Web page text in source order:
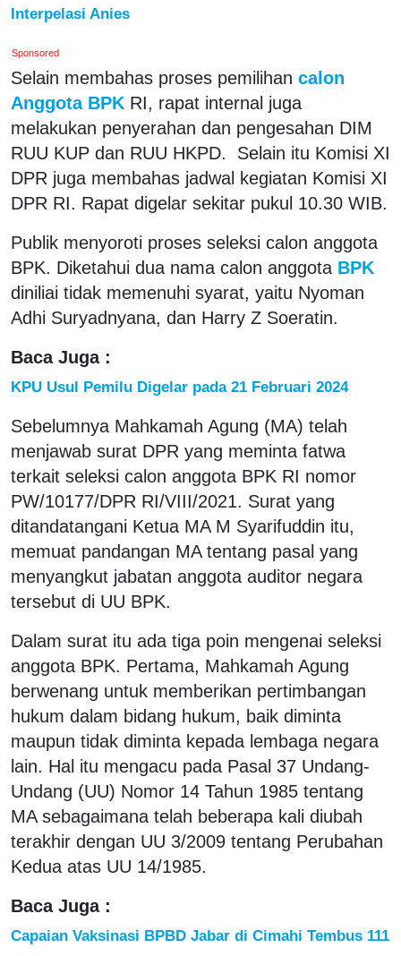
Interpelasi Anies
Sponsored
Selain membahas proses pemilihan calon
Anggota BPK RI, rapat internal juga
melakukan penyerahan dan pengesahan DIM
RUU KUP dan RUU HKPD. Selain itu Komisi XI
DPR juga membahas jadwal kegiatan Komisi XI
DPR RI. Rapat digelar sekitar pukul 10.30 WIB.
Publik menyoroti proses seleksi calon anggota
BPK. Diketahui dua nama calon anggota BPK
diniliai tidak memenuhi syarat, yaitu Nyoman
Adhi Suryadnyana, dan Harry Z Soeratin.
Baca Juga :
KPU Usul Pemilu Digelar pada 21 Februari 2024
Sebelumnya Mahkamah Agung (MA) telah
menjawab surat DPR yang meminta fatwa
terkait seleksi calon anggota BPK RI nomor
PW/10177/DPR RI/VIII/2021. Surat yang
ditandatangani Ketua MA M Syarifuddin itu,
memuat pandangan MA tentang pasal yang
menyangkut jabatan anggota auditor negara
tersebut di UU BPK.
Dalam surat itu ada tiga poin mengenai seleksi
anggota BPK. Pertama, Mahkamah Agung
berwenang untuk memberikan pertimbangan
hukum dalam bidang hukum, baik diminta
maupun tidak diminta kepada lembaga negara
lain. Hal itu mengacu pada Pasal 37 Undang-
Undang (UU) Nomor 14 Tahun 1985 tentang
MA sebagaimana telah beberapa kali diubah
terakhir dengan UU 3/2009 tentang Perubahan
Kedua atas UU 14/1985.
Baca Juga :
Capaian Vaksinasi BPBD Jabar di Cimahi Tembus 111